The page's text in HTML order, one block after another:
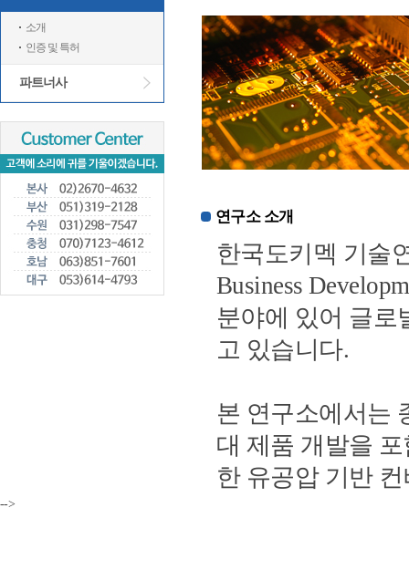
소개
인증 및 특허
파트너사
연구소 소개
한국도키멕 기술
Business
분야에 있어 글로
고 있습니다.
본 연구소에서는
대 제품 개발을
한 유공압 기반
-->